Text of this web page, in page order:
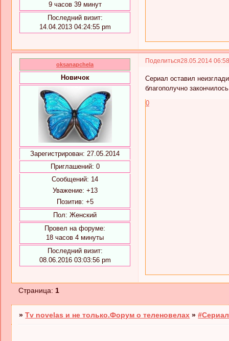
9 часов 39 минут
Последний визит:
14.04.2013 04:24:55 pm
Поделиться28.05.2014
oksanapchela
Новичок
Зарегистрирован: 27.05.2014
Приглашений: 0
Сообщений: 14
Уважение: +13
Позитив: +5
Пол: Женский
Провел на форуме:
18 часов 4 минуты
Последний визит:
08.06.2016 03:03:56 pm
Сериал оставил
благополучно
0
Страница: 1
»Tv novelas и не только.Форум о теленовелах »